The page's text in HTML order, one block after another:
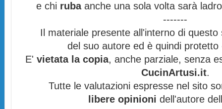
e chi rubaanche una sola volta sarà
-------
Il materiale presente all'interno di
del suo autore ed è quindi
E' vietata la copia, anche parziale, senza
CucinArtusi.it.
Tutte le valutazioni espresse nel sito
libere opinioni dell'autore